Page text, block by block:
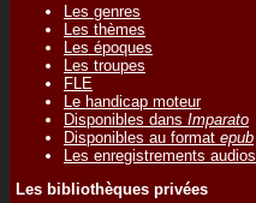
Les genres
Les thèmes
Les époques
Les troupes
FLE
Le handicap moteur
Disponibles dans Imparato
Disponibles au format epub
Les enregistrements audios
Les bibliothèques privées